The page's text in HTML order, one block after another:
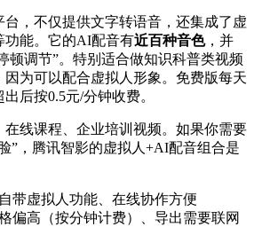
，不仅提供文字转语音，还集成了虚
功能。它的AI配音有近百种音色，并
顿调节”。特别适合做知识科普类视频
因为可以配合虚拟人形象。免费版每天
后按0.5元/分钟收费。
线课程、企业培训视频。如果你需要
”，腾讯智影的虚拟人+AI配音组合是
带虚拟人功能、在线协作方便
偏高（按分钟计费）、导出需要联网